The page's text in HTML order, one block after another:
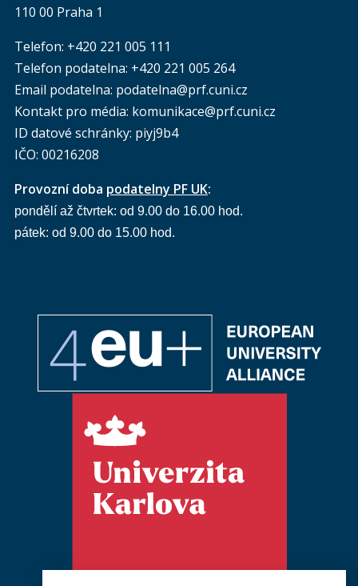
110 00 Praha 1
Telefon: +420 221 005 111
Telefon podatelna: +420 221 005 264
Email podatelna: podatelna@prf.cuni.cz
Kontakt pro média: komunikace@prf.cuni.cz
ID datové schránky: piyj9b4
IČO: 00216208
Provozní doba podatelny PF UK:
pondělí až čtvrtek: od 9.00 do 16.00 hod.
pátek: od 9.00 do 15.00 hod.